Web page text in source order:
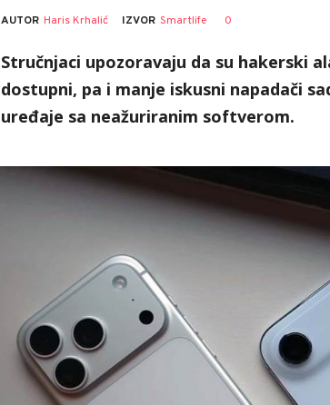
AUTOR Haris Krhalić IZVOR Smartlife 0
Stručnjaci upozoravaju da su hakerski
dostupni, pa i manje iskusni napadači
uređaje sa neažuriranim softverom.